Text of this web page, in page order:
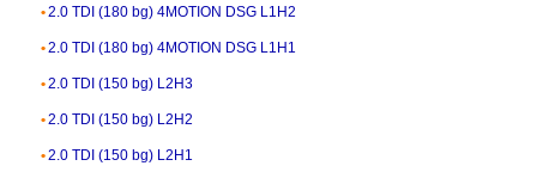
2.0 TDI (180 bg) 4MOTION DSG L1H2
2.0 TDI (180 bg) 4MOTION DSG L1H1
2.0 TDI (150 bg) L2H3
2.0 TDI (150 bg) L2H2
2.0 TDI (150 bg) L2H1